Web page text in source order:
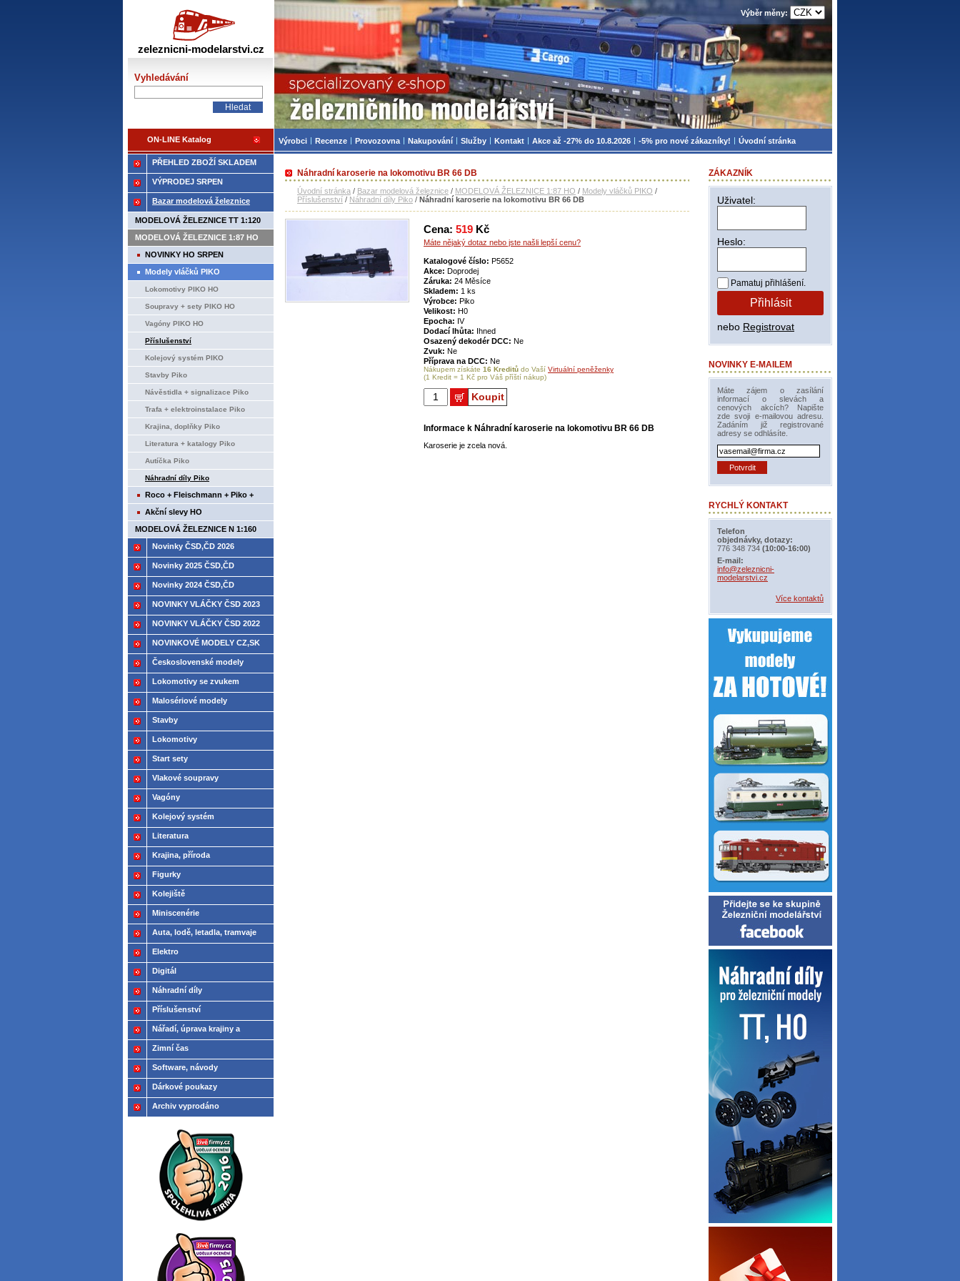
Náhradní karoserie na lokomotivu BR 66 DB
Úvodní stránka / Bazar modelová železnice / MODELOVÁ ŽELEZNICE 1:87 HO / Modely vláčků PIKO /
Příslušenství / Náhradní díly Piko / Náhradní karoserie na lokomotivu BR 66 DB
Cena: 519 Kč
Máte nějaký dotaz nebo jste našli lepší cenu?
Katalogové číslo: P5652
Akce: Doprodej
Záruka: 24 Měsíce
Skladem: 1 ks
Výrobce: Piko
Velikost: H0
Epocha: IV
Dodací lhůta: Ihned
Osazený dekodér DCC: Ne
Zvuk: Ne
Příprava na DCC: Ne
Nákupem získáte 16 Kreditů do Vaší Virtuální peněženky
(1 Kredit = 1 Kč pro Váš příští nákup)
Koupit
Informace k Náhradní karoserie na lokomotivu BR 66 DB
Karoserie je zcela nová.
ZÁKAZNÍK
Uživatel:
Heslo:
Pamatuj přihlášení.
Přihlásit
nebo Registrovat
NOVINKY E-MAILEM
Máte zájem o zasílání
informací o slevách a
cenových akcích? Napište
zde svoji e-mailovou adresu.
Zadáním již registrované
adresy se odhlásíte.
RYCHLÝ KONTAKT
Telefon
objednávky, dotazy:
776 348 734 (10:00-16:00)
E-mail:
info@zeleznicni-
modelarstvi.cz
Více kontaktů
PŘEHLED ZBOŽÍ SKLADEM
VÝPRODEJ SRPEN
Bazar modelová železnice
MODELOVÁ ŽELEZNICE TT 1:120
MODELOVÁ ŽELEZNICE 1:87 HO
NOVINKY HO SRPEN
Modely vláčků PIKO
Lokomotivy PIKO HO
Soupravy + sety PIKO HO
Vagóny PIKO HO
Příslušenství
Kolejový systém PIKO
Stavby Piko
Návěstidla + signalizace Piko
Trafa + elektroinstalace Piko
Krajina, doplňky Piko
Literatura + katalogy Piko
Autíčka Piko
Náhradní díly Piko
Roco + Fleischmann + Piko +
Tillig+ Brawa
Akční slevy HO
MODELOVÁ ŽELEZNICE N 1:160
Novinky ČSD,ČD 2026
Novinky 2025 ČSD,ČD
Novinky 2024 ČSD,ČD
NOVINKY VLÁČKY ČSD 2023
NOVINKY VLÁČKY ČSD 2022
NOVINKOVÉ MODELY CZ,SK
2021
Československé modely
ČSD,ČD
Lokomotivy se zvukem
Malosériové modely
Stavby
Lokomotivy
Start sety
Vlakové soupravy
Vagóny
Kolejový systém
Literatura
Krajina, příroda
Figurky
Kolejiště
Miniscenérie
Auta, lodě, letadla, tramvaje
Elektro
Digitál
Náhradní díly
Příslušenství
Nářadí, úprava krajiny a
modelů
Zimní čas
Software, návody
Dárkové poukazy
Archiv vyprodáno
zeleznicni-modelarstvi.cz
Vyhledávání
ON-LINE Katalog
Železniční modelářství, modely, TT, H0, mašinky
Výběr měny:
Výrobci Recenze Provozovna Nakupování Služby Kontakt Akce až -27% do 10.8.2026 -5% pro nové zákazníky! Úvodní stránka